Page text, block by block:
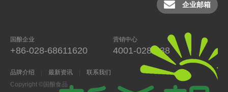
营销中心
联系我们
国酿企业
+86-028-68611620
营销中心
4001-028-038
企业邮箱
品牌介绍 最新资讯
联系我们
Copyright ©国酿食品